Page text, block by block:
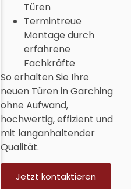
Türen
Termintreue
Montage durch
erfahrene
Fachkräfte
So erhalten Sie Ihre
neuen Türen in Garching
ohne Aufwand,
hochwertig, effizient und
mit langanhaltender
Qualität.
Jetzt kontaktieren